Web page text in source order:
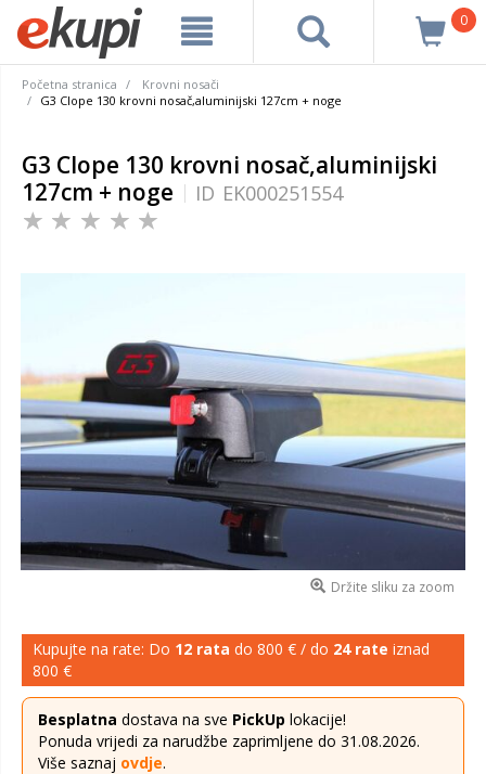
0
Početna stranica
Krovni nosači
G3 Clope 130 krovni nosač,aluminijski 127cm + noge
G3 Clope 130 krovni nosač,aluminijski
127cm + noge
ID EK000251554
Držite sliku za zoom
Kupujte na rate: Do 12 rata do 800 € / do 24 rate iznad
800 €
Besplatna dostava na sve PickUp lokacije!
Ponuda vrijedi za narudžbe zaprimljene do 31.08.2026.
Više saznaj ovdje.